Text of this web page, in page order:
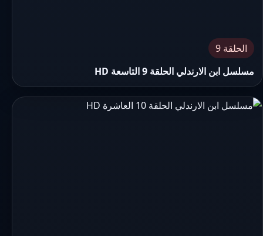
الحلقة 9
مسلسل ابن الارندلي الحلقة 9 التاسعة HD